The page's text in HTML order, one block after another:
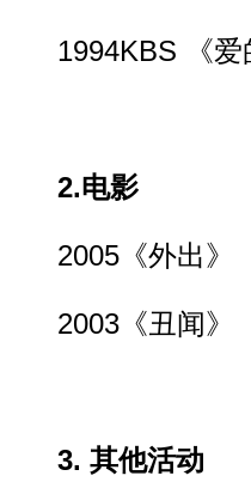
1994KBS 《爱
2.电影
2005《外出》
2003《丑闻》
3. 其他活动